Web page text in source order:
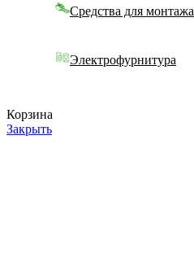
Средства для монтажа
Электрофурнитура
Корзина
Закрыть